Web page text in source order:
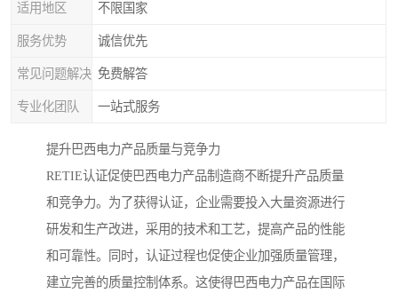
适用地区 不限国家
服务优势 诚信优先
常见问题解决 免费解答
专业化团队 一站式服务
提升巴西电力产品质量与竞争力
RETIE认证促使巴西电力产品制造商不断提升产品质量
和竞争力。为了获得认证，企业需要投入大量资源进行
研发和生产改进，采用的技术和工艺，提高产品的性能
和可靠性。同时，认证过程也促使企业加强质量管理，
建立完善的质量控制体系。这使得巴西电力产品在国际